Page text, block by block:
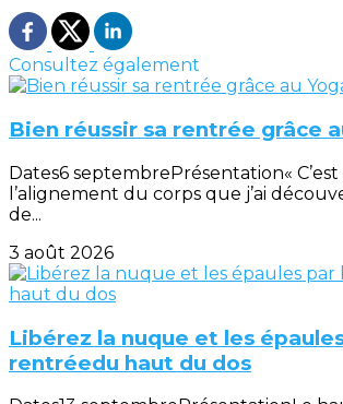
Consultez également
Bien réussir sa rentrée grâce
Dates6 septembrePrésentation«
l’alignement du corps que j’ai
de...
3 août 2026
Libérez la nuque et les
rentréedu haut du dos